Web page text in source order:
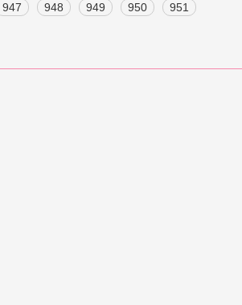
947 948 949 950 951